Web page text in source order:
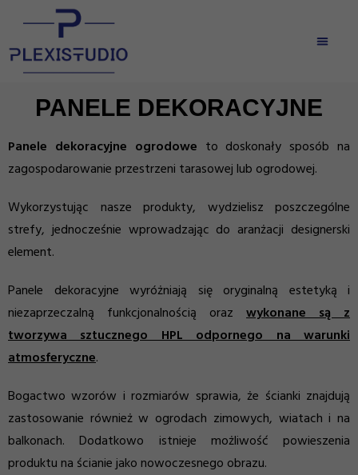
PANELE DEKORACYJNE
Panele dekoracyjne ogrodowe to doskonały sposób na
zagospodarowanie przestrzeni tarasowej lub ogrodowej.
Wykorzystując nasze produkty, wydzielisz poszczególne
strefy, jednocześnie wprowadzając do aranżacji designerski
element.
Panele dekoracyjne wyróżniają się oryginalną estetyką i
niezaprzeczalną funkcjonalnością oraz wykonane są z
tworzywa sztucznego HPL odpornego na warunki
atmosferyczne.
Bogactwo wzorów i rozmiarów sprawia, że ścianki znajdują
zastosowanie również w ogrodach zimowych, wiatach i na
balkonach.Dodatkowo istnieje możliwość powieszenia
produktu na ścianie jako nowoczesnego obrazu.